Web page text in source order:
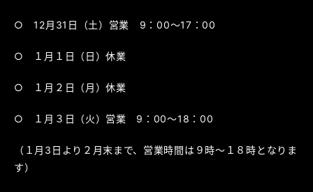
○ 12月31日（土）営業 9：00～17：00
○ １月１日（日）休業
○ １月２日（月）休業
○ １月３日（火）営業 9：00～18：00
（１月3日より２月末まで、営業時間は９時～１８時となりま
す）